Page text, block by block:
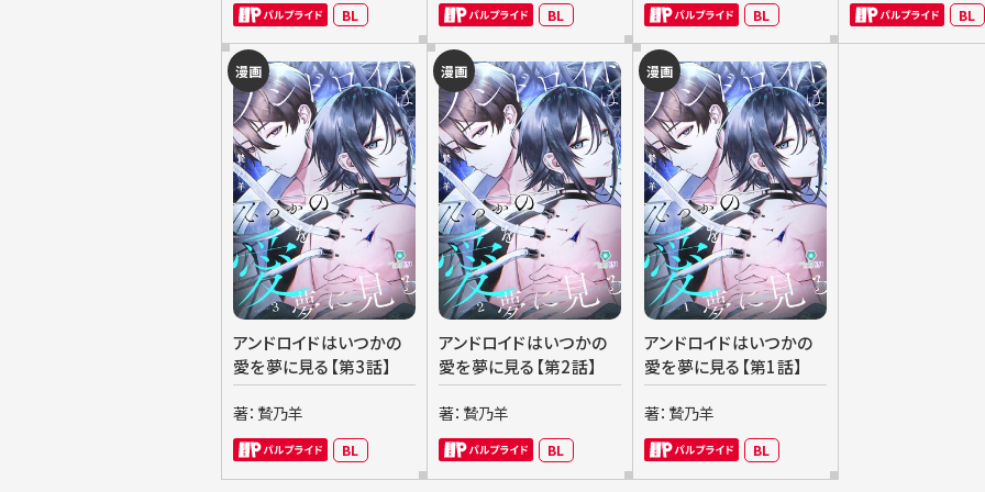
BL BL BL BL
漫画
アンドロイドはいつかの
愛を夢に見る【第3話】
著：贄乃羊
BL
漫画
アンドロイドはいつかの
愛を夢に見る【第2話】
著：贄乃羊
BL
漫画
アンドロイドはいつかの
愛を夢に見る【第1話】
著：贄乃羊
BL